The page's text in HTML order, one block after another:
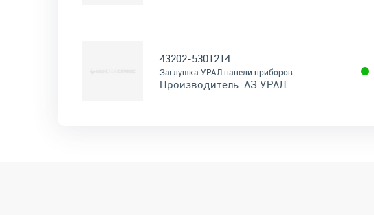
43202-5301214
Заглушка УРАЛ панели приборов
Производитель: АЗ УРАЛ